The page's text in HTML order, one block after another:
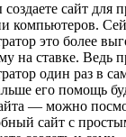
сайт для
компьютеров.
это более
на ставке. Ведь
один раз в
его помощь
— можно
сайт с